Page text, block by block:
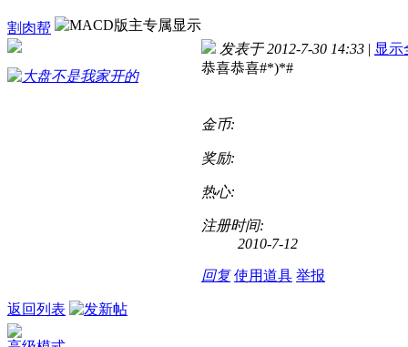
割肉帮
发表于 2012-7-30 14:33 | 显示
恭喜恭喜#*)*#
金币:
奖励:
热心:
注册时间:
2010-7-12
回复 使用道具 举报
返回列表